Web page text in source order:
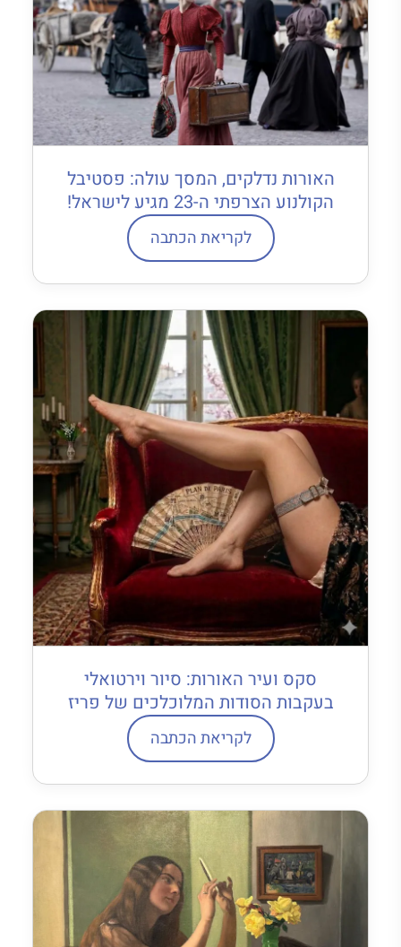
האורות נדלקים, המסך עולה: פסטיבל
הקולנוע הצרפתי ה-23 מגיע לישראל!
לקריאת הכתבה
סקס ועיר האורות: סיור וירטואלי
בעקבות הסודות המלוכלכים של פריז
לקריאת הכתבה